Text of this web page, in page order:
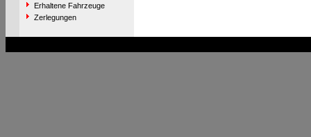
Erhaltene Fahrzeuge
Zerlegungen